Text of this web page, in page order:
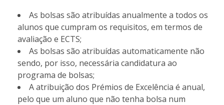
As bolsas são atribuídas anualmente a todos os
alunos que cumpram os requisitos, em termos de
avaliação e ECTS;
As bolsas são atribuídas automaticamente não
sendo, por isso, necessária candidatura ao
programa de bolsas;
A atribuição dos Prémios de Excelência é anual,
pelo que um aluno que não tenha bolsa num